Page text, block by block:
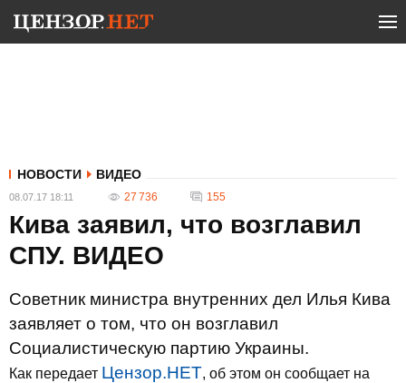
НОВОСТИ ВИДЕО
08.07.17 18:11 27 736 155
Кива заявил, что возглавил
СПУ. ВИДЕО
Советник министра внутренних дел Илья Кива
заявляет о том, что он возглавил
Социалистическую партию Украины.
Как передает Цензор.НЕТ, об этом он сообщает на